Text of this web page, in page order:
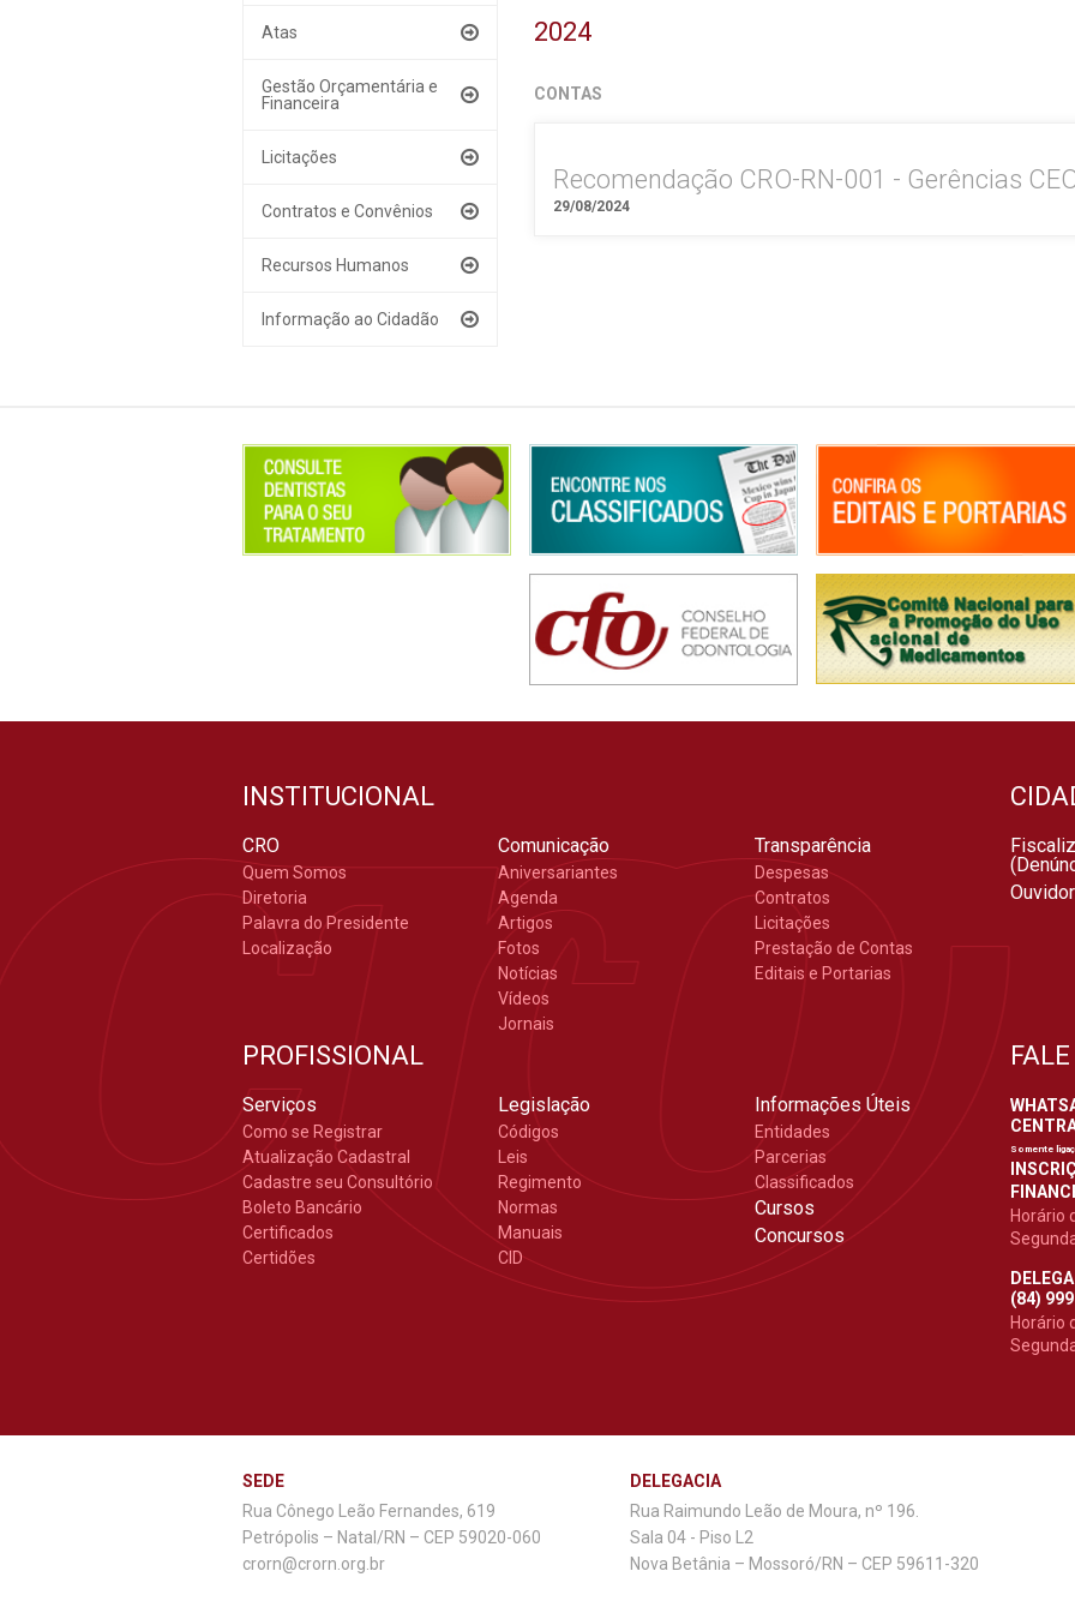
Atas
Gestão Orçamentária e
Financeira
Licitações
Contratos e Convênios
Recursos Humanos
Informação ao Cidadão
2024
CONTAS
Recomendação CRO-RN-001 - Gerências
29/08/2024
INSTITUCIONAL
CRO
Quem Somos
Diretoria
Palavra do Presidente
Localização
Comunicação
Aniversariantes
Agenda
Artigos
Fotos
Notícias
Vídeos
Jornais
Transparência
Despesas
Contratos
Licitações
Prestação de Contas
Editais e Portarias
PROFISSIONAL
Serviços
Como se Registrar
Atualização Cadastral
Cadastre seu Consultório
Boleto Bancário
Certificados
Certidões
Legislação
Códigos
Leis
Regimento
Normas
Manuais
CID
Informações Úteis
Entidades
Parcerias
Classificados
Cursos
Concursos
Somente
Horário
(84)
Horário
SEDE
Rua Cônego Leão Fernandes, 619
Petrópolis – Natal/RN – CEP 59020-060
crorn@crorn.org.br
DELEGACIA
Rua Raimundo Leão de Moura, nº 196.
Sala 04 - Piso L2
Nova Betânia – Mossoró/RN – CEP 59611-320